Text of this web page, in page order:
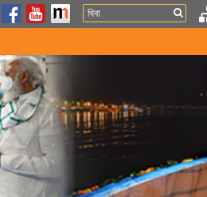
Search